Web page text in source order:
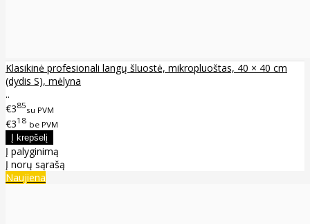
Klasikinė profesionali langų šluostė, mikropluoštas, 40 × 40 cm
(dydis S), mėlyna
..
€385su PVM
€318 be PVM
Į palyginimą
Į norų sąrašą
Naujiena